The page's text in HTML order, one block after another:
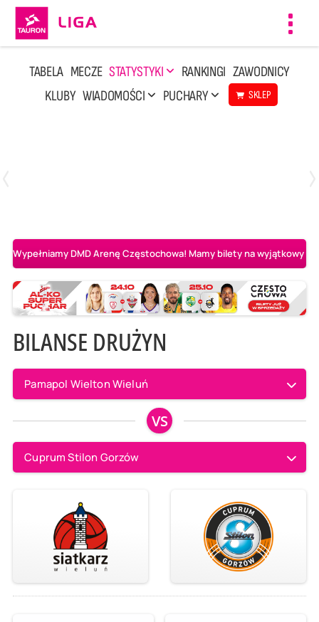
TABELA MECZE STATYSTYKI RANKINGI ZAWODNICY
KLUBY WIADOMOŚCI PUCHARY SKLEP
Wypełniamy DMD Arenę Częstochowa! Mamy bilety na wyjątkowy
BILANSE DRUŻYN
Pamapol Wielton Wieluń
VS
Cuprum Stilon Gorzów